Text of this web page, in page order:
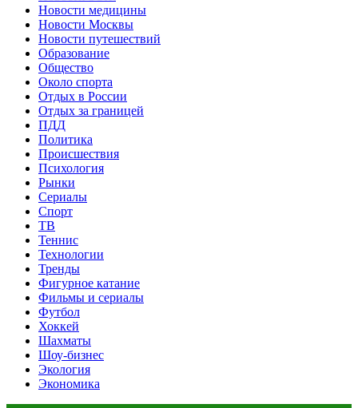
Новости медицины
Новости Москвы
Новости путешествий
Образование
Общество
Около спорта
Отдых в России
Отдых за границей
ПДД
Политика
Происшествия
Психология
Рынки
Сериалы
Спорт
ТВ
Теннис
Технологии
Тренды
Фигурное катание
Фильмы и сериалы
Футбол
Хоккей
Шахматы
Шоу-бизнес
Экология
Экономика